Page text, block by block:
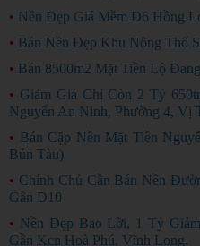
• Nền Đẹp Giá Mềm D6 Hồng
• Bán Nền Đẹp Khu Nông Thổ
• Bán 8500m2 Mặt Tiền Lộ
• Giảm Giá Chỉ Còn 2 Tỷ
Nguyển An Ninh, Phường 4, Vị
• Bán Cặp Nền Mặt Tiền
Bún Tàu)
• Chính Chủ Cần Bán Nền
Gần D10
• Nền Đẹp Bao Lời, 1 Tỷ
Gần Kcn Hoà Phú, Vĩnh Long.